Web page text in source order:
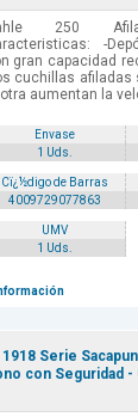
250
-
gran capacidad
cuchillas
otra aumentan la
Envase
1 Uds.
Cï¿½digo de Barras
4009729077863
UMV
1 Uds.
1918 Serie
con Seguridad